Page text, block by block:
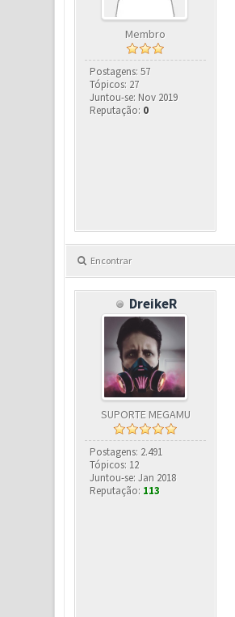
Membro
Postagens: 57
Tópicos: 27
Juntou-se: Nov 2019
Reputação: 0
Encontrar
DreikeR
SUPORTE MEGAMU
Postagens: 2.491
Tópicos: 12
Juntou-se: Jan 2018
Reputação: 113